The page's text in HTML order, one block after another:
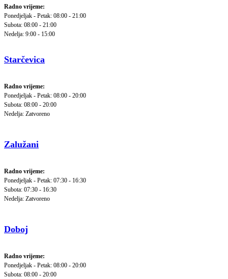
Radno vrijeme:
Ponedjeljak - Petak: 08:00 - 21:00
Subota: 08:00 - 21:00
Nedelja: 9:00 - 15:00
Starčevica
Radno vrijeme:
Ponedjeljak - Petak: 08:00 - 20:00
Subota: 08:00 - 20:00
Nedelja: Zatvoreno
Zalužani
Radno vrijeme:
Ponedjeljak - Petak: 07:30 - 16:30
Subota: 07:30 - 16:30
Nedelja: Zatvoreno
Doboj
Radno vrijeme:
Ponedjeljak - Petak: 08:00 - 20:00
Subota: 08:00 - 20:00